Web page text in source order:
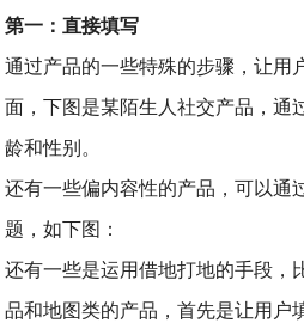
第一：直接填写
通过产品的一些特殊的步骤，让用
面，下图是某陌生人社交产品，通
龄和性别。
还有一些偏内容性的产品，可以通
题，如下图：
还有一些是运用借地打地的手段，
品和地图类的产品，首先是让用户